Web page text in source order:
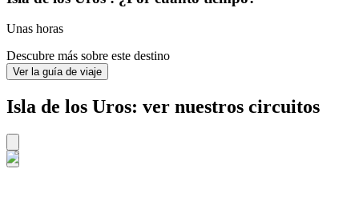
Unas horas
Descubre más sobre este destino
Ver la guía de viaje
Isla de los Uros: ver nuestros circuitos